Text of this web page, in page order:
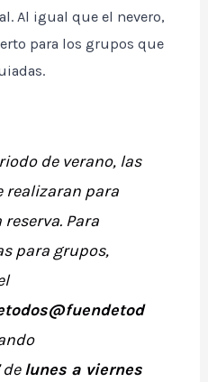
Al igual que el nevero,
para los grupos que
de verano, las
realizaran para
Para
para grupos,
delunes a viernes